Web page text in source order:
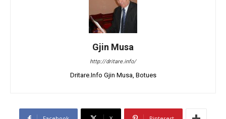
Gjin Musa
http://dritare.info/
Dritare.Info Gjin Musa, Botues